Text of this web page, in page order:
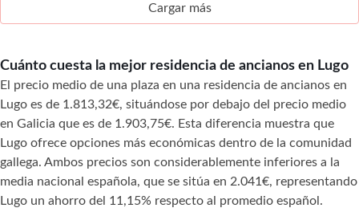
Cargar más
Cuánto cuesta la mejor residencia de ancianos en Lugo
El precio medio de una plaza en una residencia de ancianos en
Lugo es de 1.813,32€, situándose por debajo del precio medio
en Galicia que es de 1.903,75€. Esta diferencia muestra que
Lugo ofrece opciones más económicas dentro de la comunidad
gallega. Ambos precios son considerablemente inferiores a la
media nacional española, que se sitúa en 2.041€, representando
Lugo un ahorro del 11,15% respecto al promedio español.